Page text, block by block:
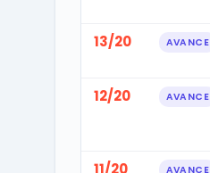
13/20 AVANCE
12/20 AVANCE
11/20 AVANCE